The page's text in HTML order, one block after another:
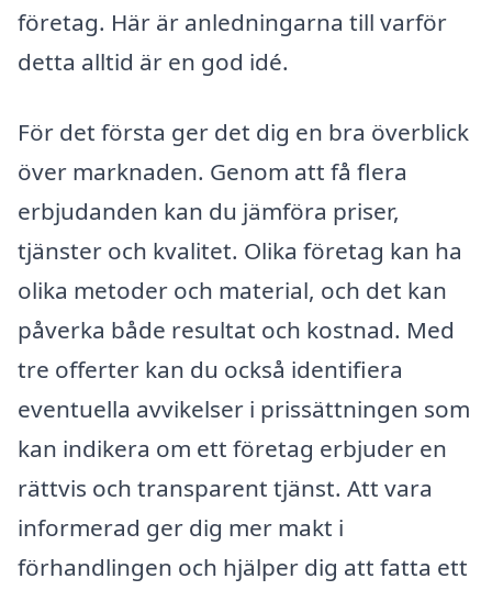
företag. Här är anledningarna till varför
detta alltid är en god idé.
För det första ger det dig en bra överblick
över marknaden. Genom att få flera
erbjudanden kan du jämföra priser,
tjänster och kvalitet. Olika företag kan ha
olika metoder och material, och det kan
påverka både resultat och kostnad. Med
tre offerter kan du också identifiera
eventuella avvikelser i prissättningen som
kan indikera om ett företag erbjuder en
rättvis och transparent tjänst. Att vara
informerad ger dig mer makt i
förhandlingen och hjälper dig att fatta ett